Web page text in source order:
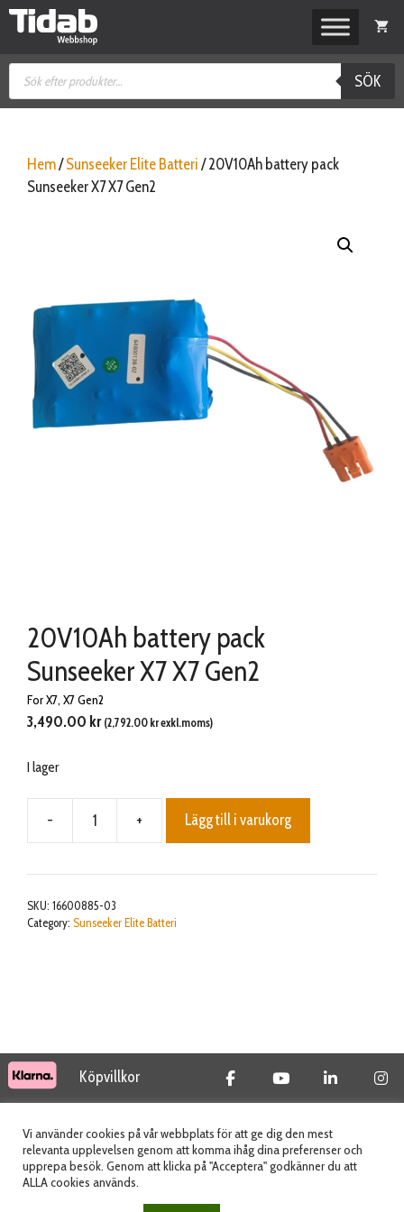
Hoppa
Produktsökning
SÖK
Hem/Sunseeker Elite Batteri / 20V10Ah battery pack
Sunseeker X7 X7 Gen2
20V10Ah battery pack
Sunseeker X7 X7 Gen2
For X7, X7 Gen2
3,490.00 kr (2,792.00 krexkl.moms)
I lager
-
20V10Ah
pack
X7
+ Lägg till i varukorg
SKU: 16600885-03
Category: Sunseeker Elite Batteri
Köpvillkor
© 2026 Tidab AB - All Rights Reserved
Vi använder cookies på vår webbplats för att ge dig den mest
relevanta upplevelsen genom att komma ihåg dina preferenser och
upprepa besök. Genom att klicka på "Acceptera" godkänner du att
ALLA cookies används.